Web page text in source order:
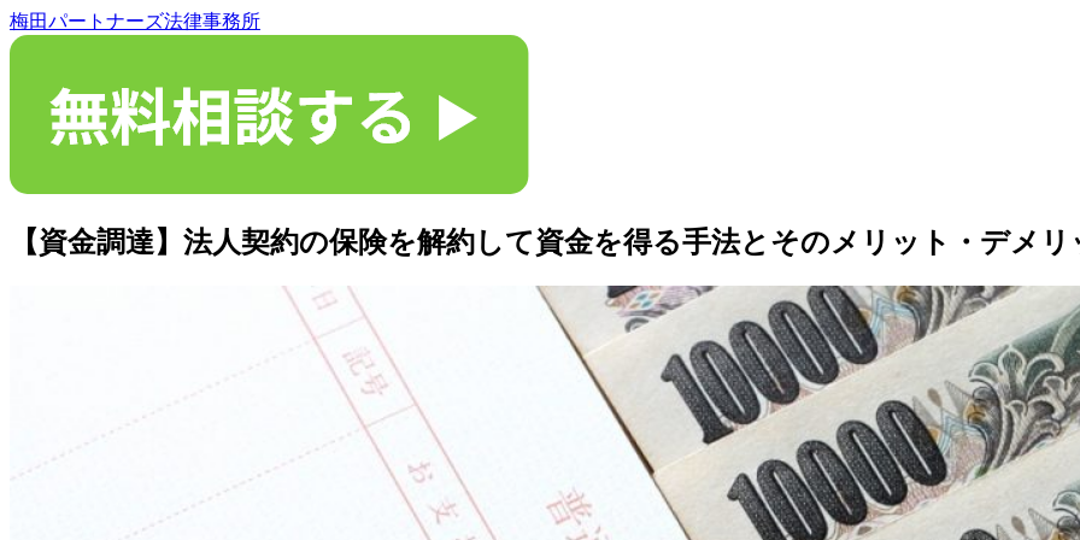
梅田パートナーズ法律事務所
【資金調達】法人契約の保険を解約して資金を得る手法とそのメリット・デメリ